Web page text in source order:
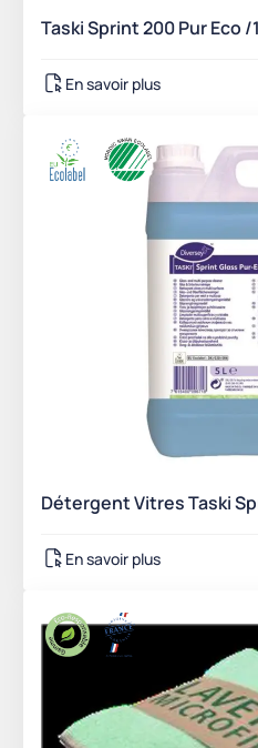
Taski Sprint 200 Pur Eco /
En savoir plus
Détergent Vitres Taski
En savoir plus